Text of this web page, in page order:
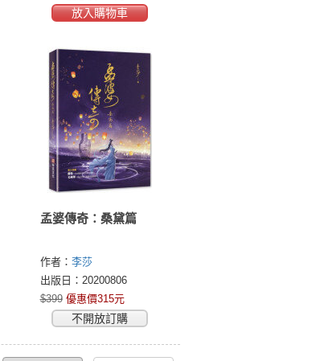
放入購物車
孟婆傳奇：桑黛篇
作者： 李莎
出版日：20200806
$399 優惠價315元
不開放訂購